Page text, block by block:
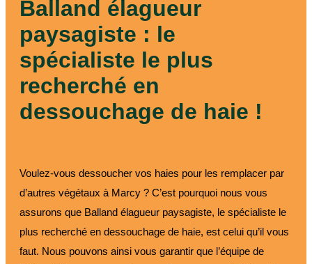
Balland élagueur
paysagiste : le
spécialiste le plus
recherché en
dessouchage de haie !
Voulez-vous dessoucher vos haies pour les remplacer par
d’autres végétaux à Marcy ? C’est pourquoi nous vous
assurons que Balland élagueur paysagiste, le spécialiste le
plus recherché en dessouchage de haie, est celui qu’il vous
faut. Nous pouvons ainsi vous garantir que l’équipe de